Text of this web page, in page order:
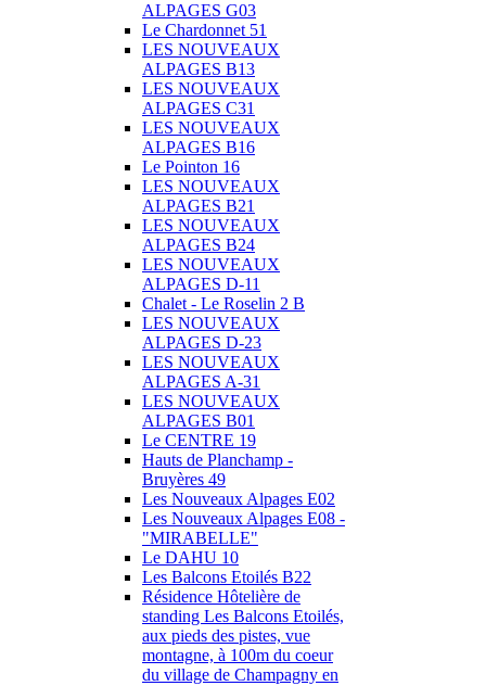
ALPAGES G03
Le Chardonnet 51
LES NOUVEAUX
ALPAGES B13
LES NOUVEAUX
ALPAGES C31
LES NOUVEAUX
ALPAGES B16
Le Pointon 16
LES NOUVEAUX
ALPAGES B21
LES NOUVEAUX
ALPAGES B24
LES NOUVEAUX
ALPAGES D-11
Chalet - Le Roselin 2 B
LES NOUVEAUX
ALPAGES D-23
LES NOUVEAUX
ALPAGES A-31
LES NOUVEAUX
ALPAGES B01
Le CENTRE 19
Hauts de Planchamp -
Bruyères 49
Les Nouveaux Alpages E02
Les Nouveaux Alpages E08 -
"MIRABELLE"
Le DAHU 10
Les Balcons Etoilés B22
Résidence Hôtelière de
standing Les Balcons Etoilés,
aux pieds des pistes, vue
montagne, à 100m du coeur
du village de Champagny en